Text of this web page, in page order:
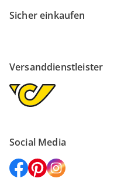
Sicher einkaufen
Versanddienstleister
Social Media